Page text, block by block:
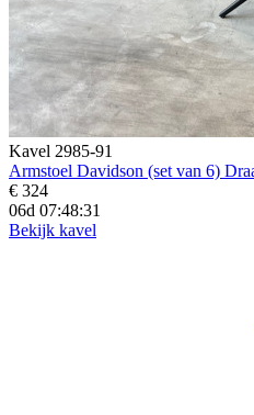
Kavel 2985-91
Armstoel Davidson (set van 6)
€ 324
06d 07:48:29
Bekijk kavel